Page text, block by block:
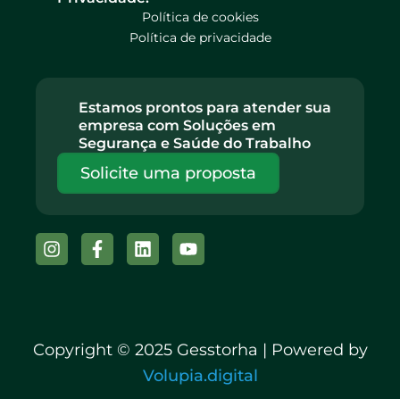
Política de cookies
Política de privacidade
Estamos prontos para atender sua
empresa com Soluções em
Segurança e Saúde do Trabalho
Solicite uma proposta
InstagramFacebook-
f
LinkedinYoutube
Copyright © 2025 Gesstorha | Powered by
Volupia.digital